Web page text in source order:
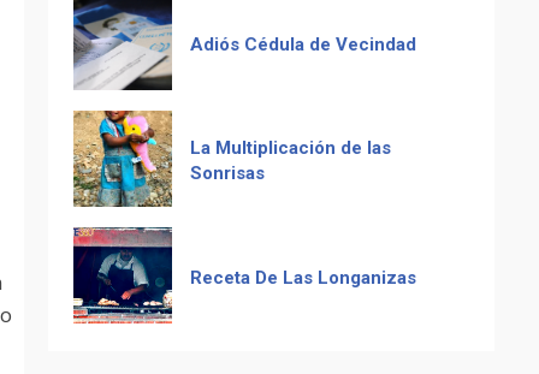
Sonrisas
Receta De Las Longanizas
Frases guatemaltecas